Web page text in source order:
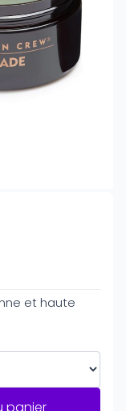
et haute